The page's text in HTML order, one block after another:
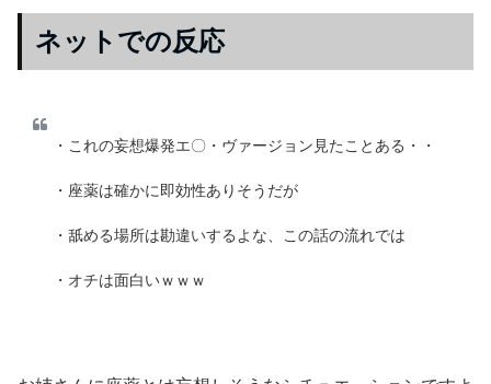
ネットでの反応
・これの妄想爆発エ〇・ヴァージョン見たことある・・
・座薬は確かに即効性ありそうだが
・舐める場所は勘違いするよな、この話の流れでは
・オチは面白いｗｗｗ